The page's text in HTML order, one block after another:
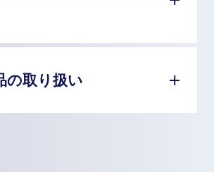
の取り扱い